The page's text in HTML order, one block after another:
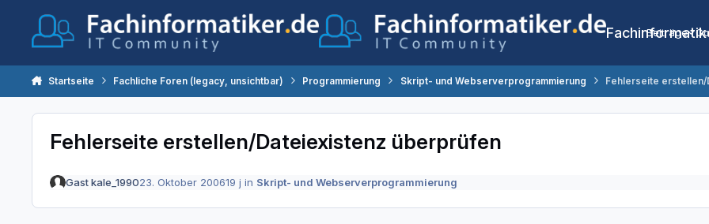
Beiträge
Startseite Fachliche Foren (legacy, unsichtbar) Programmierung Skript- und Webserverprogrammierung Fehlerseite
Fehlerseite erstellen/Dateiexistenz überprüfen
Gast kale_199023. Oktober 200619 j in Skript- und Webserverprogrammierung